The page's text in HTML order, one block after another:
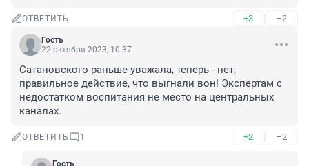
ОТВЕТИТЬ +3 –2
Гость
22 октября 2023, 10:37
Сатановского раньше уважала, теперь - нет,
правильное действие, что выгнали вон! Экспертам с
недостатком воспитания не место на центральных
каналах.
ОТВЕТИТЬ 1 +2 –2
Гость